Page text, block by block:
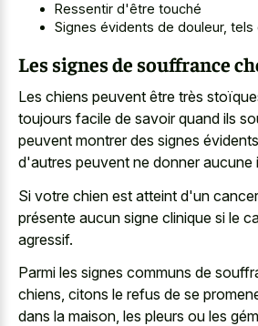
Ressentir d'être touché
Signes évidents de douleur,
Les signes de souffrance
Les chiens peuvent être très
toujours facile de savoir quand ils
peuvent montrer des signes
d'autres peuvent ne donner aucune
Si votre chien est atteint d'un
présente aucun signe clinique si le
agressif.
Parmi les signes communs de
chiens, citons le refus de se
dans la maison, les pleurs ou les